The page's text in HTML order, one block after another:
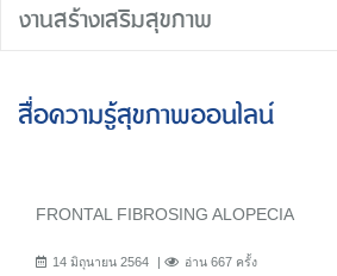
งานสร้างเสริมสุขภาพ
สื่อความรู้สุขภาพออนไลน์
FRONTAL FIBROSING ALOPECIA
14 มิถุนายน 2564 อ่าน 667 ครั้ง